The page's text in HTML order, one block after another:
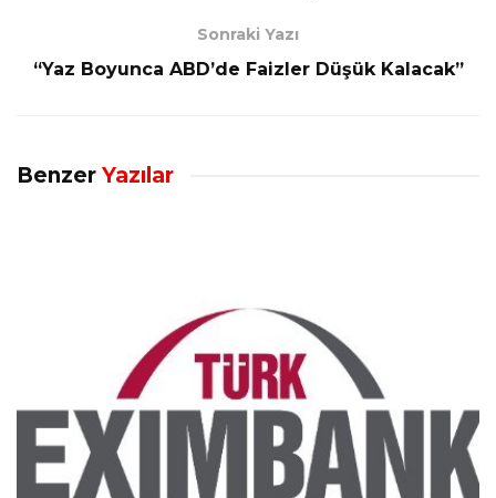
Sonraki Yazı
“Yaz Boyunca ABD’de Faizler Düşük Kalacak”
Benzer Yazılar